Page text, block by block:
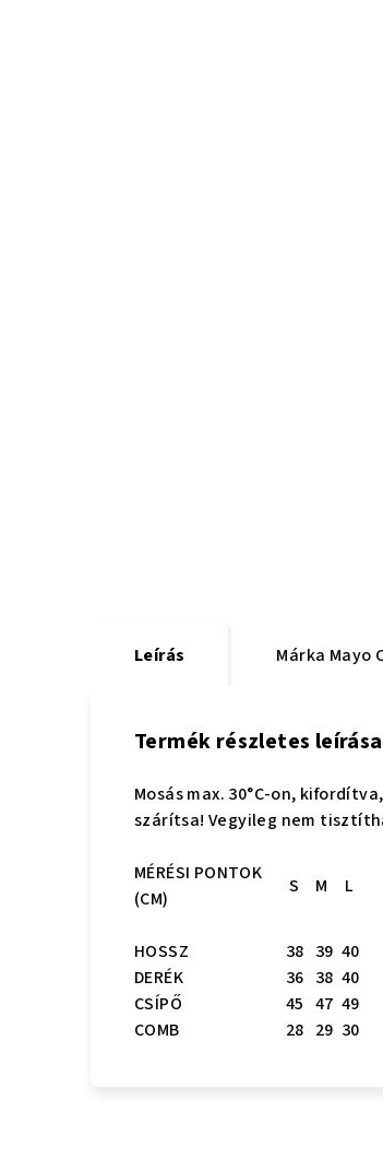
Leírás Márka Mayo
Termék részletes leírása
Mosás max. 30°C-on,
szárítsa! Vegyileg nem
MÉRÉSI PONTOK
(CM)
S M L
HOSSZ 38 39 40
DERÉK
36 38 40
CSÍPŐ
45 47 49
COMB
28 29 30